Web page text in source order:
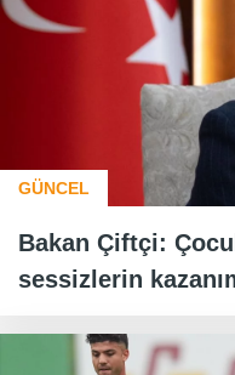
GÜNCEL
Bakan Çiftçi:
sessizlerin